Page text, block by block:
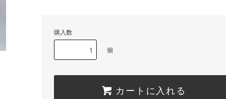
購入数
個
カートに入れる